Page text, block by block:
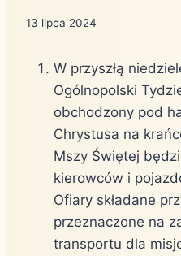
13 lipca 2024
W przyszłą
Ogólnopolski
obchodzony pod
Chrystusa na
Mszy Świętej
kierowców i
Ofiary składane
przeznaczone na
transportu dla